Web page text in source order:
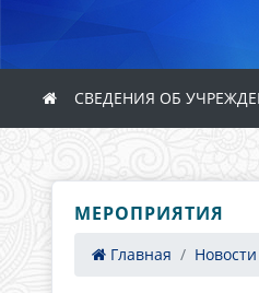
СВЕДЕНИЯ ОБ
МЕРОПРИЯТИЯ
Главная Новости